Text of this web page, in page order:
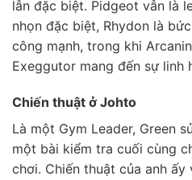
lẫn đặc biệt. Pidgeot vẫn là
nhọn đặc biệt, Rhydon là
công mạnh, trong khi
Exeggutor mang đến sự linh
Chiến thuật ở Johto
Là một Gym Leader, Green
một bài kiểm tra cuối cùng
chơi. Chiến thuật của anh